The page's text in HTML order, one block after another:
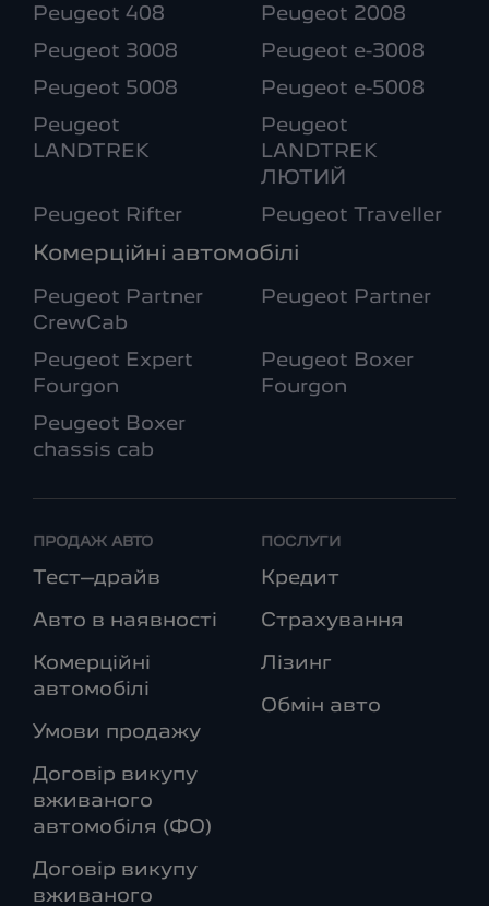
Peugeot 408 Peugeot 2008
Peugeot 3008 Peugeot e-3008
Peugeot 5008 Peugeot e-5008
Peugeot
LANDTREK
Peugeot
LANDTREK
ЛЮТИЙ
Peugeot Rifter Peugeot Traveller
Комерційні автомобілі
Peugeot Partner
CrewCab
Peugeot Partner
Peugeot Expert
Fourgon
Peugeot Boxer
Fourgon
Peugeot Boxer
chassis cab
ПРОДАЖ АВТО
Тест–драйв
Авто в наявності
Комерційні
автомобілі
Умови продажу
Договір викупу
вживаного
автомобіля (ФО)
Договір викупу
вживаного
ПОСЛУГИ
Кредит
Страхування
Лізинг
Обмін авто